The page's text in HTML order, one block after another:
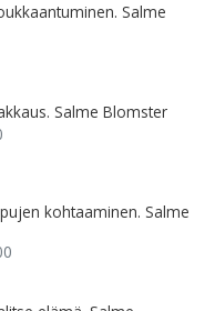
Salme
Salme Blomster
kohtaaminen. Salme